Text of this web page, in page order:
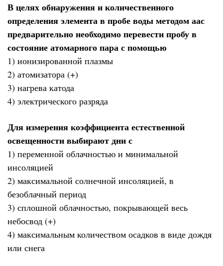
В целях обнаружения и количественного
определения элемента в пробе воды методом аас
предварительно необходимо перевести пробу в
состояние атомарного пара с помощью
1) ионизированной плазмы
2) атомизатора (+)
3) нагрева катода
4) электрического разряда
Для измерения коэффициента естественной
освещенности выбирают дни с
1) переменной облачностью и минимальной
инсоляцией
2) максимальной солнечной инсоляцией, в
безоблачный период
3) сплошной облачностью, покрывающей весь
небосвод (+)
4) максимальным количеством осадков в виде дождя
или снега